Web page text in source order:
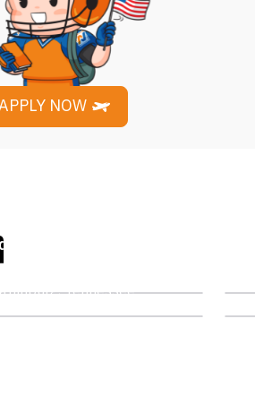
NOW
(Spring 2025) by Merce
Forge
(Spring 2023) by น้ำหอม
,Tennessee